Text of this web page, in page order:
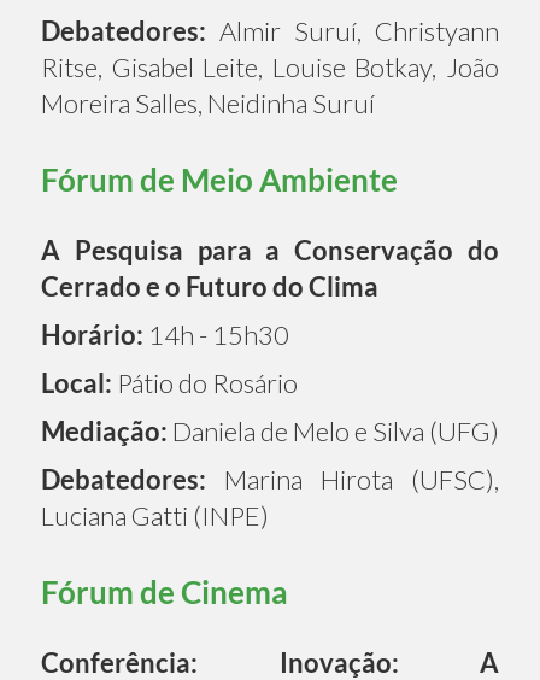
Debatedores: Almir Suruí, Christyann
Ritse, Gisabel Leite, Louise Botkay, João
Moreira Salles, Neidinha Suruí
Fórum de Meio Ambiente
A Pesquisa para a Conservação do
Cerrado e o Futuro do Clima
Horário: 14h - 15h30
Local: Pátio do Rosário
Mediação: Daniela de Melo e Silva (UFG)
Debatedores: Marina Hirota (UFSC),
Luciana Gatti (INPE)
Fórum de Cinema
Conferência: Inovação: A